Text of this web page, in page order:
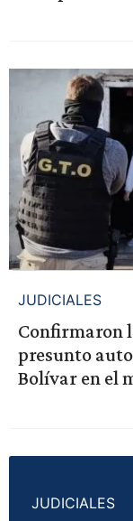
JUDICIALES
Confirmaron
presunto
Bolívar en el
JUDICIALES